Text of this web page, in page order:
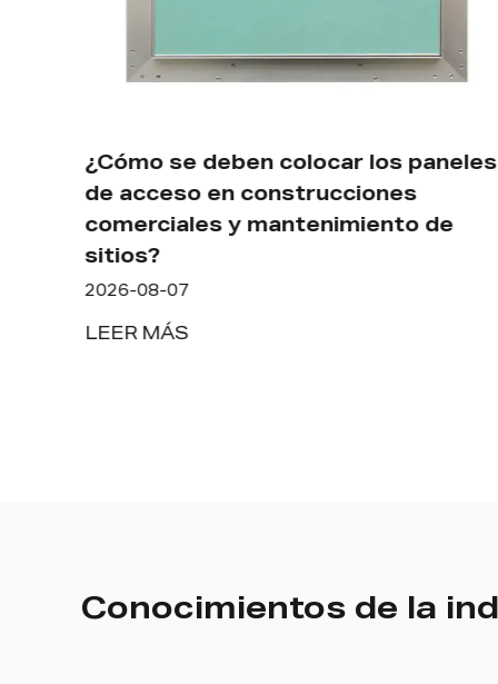
¿Cómo se deben colocar los paneles
de acceso en construcciones
comerciales y mantenimiento de
sitios?
2026-08-07
LEER MÁS
Conocimientos de la